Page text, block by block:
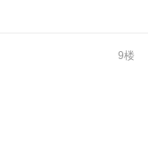
9楼